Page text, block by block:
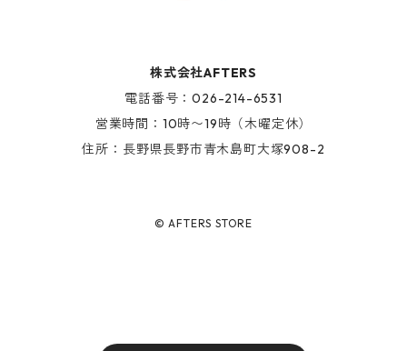
株式会社AFTERS
電話番号：026-214-6531
営業時間：10時〜19時（木曜定休）
住所：長野県長野市青木島町大塚908-2
© AFTERS STORE